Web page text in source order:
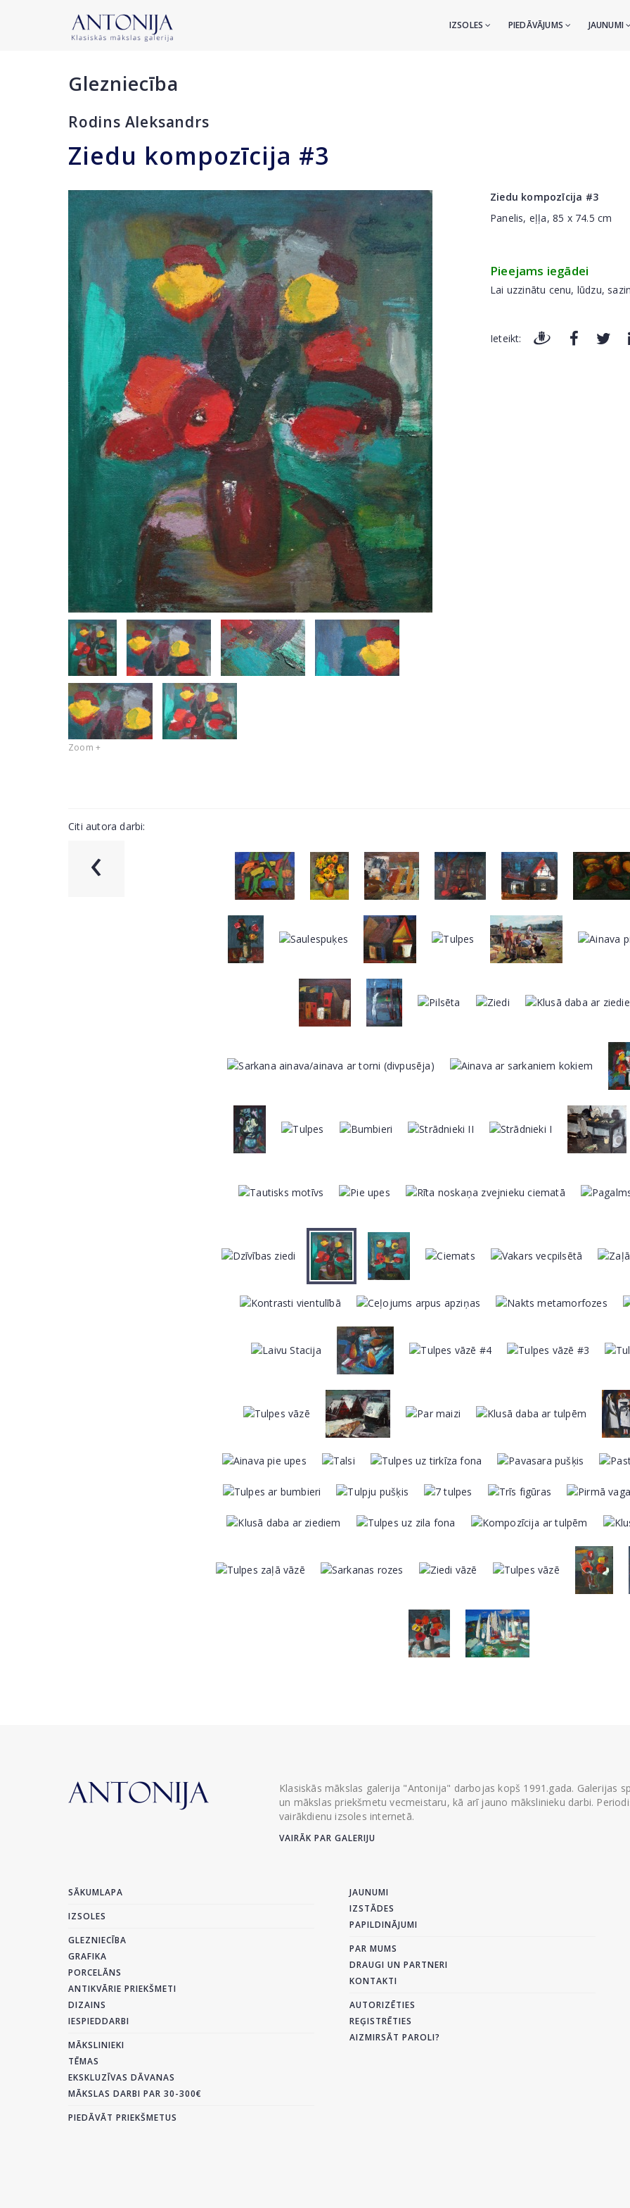
IZSOLES PIEDĀVĀJUMS JAUNUMI
Glezniecība
Rodins Aleksandrs
Ziedu kompozīcija #3
Zoom +
Ziedu kompozīcija #3
Panelis, eļļa, 85 x 74.5 cm
Pieejams iegādei
Lai uzzinātu cenu, lūdzu,
Ieteikt:
Citi autora darbi:
‹
Klasiskās mākslas galerija "Antonija" darbojas kopš 1991.gada. Galerijas
un mākslas priekšmetu vecmeistaru, kā arī jauno mākslinieku darbi.
vairākdienu izsoles internetā.
VAIRĀK PAR GALERIJU
SĀKUMLAPA
IZSOLES
GLEZNIECĪBA
GRAFIKA
PORCELĀNS
ANTIKVĀRIE PRIEKŠMETI
DIZAINS
IESPIEDDARBI
MĀKSLINIEKI
TĒMAS
EKSKLUZĪVAS DĀVANAS
MĀKSLAS DARBI PAR 30-300€
PIEDĀVĀT PRIEKŠMETUS
JAUNUMI
IZSTĀDES
PAPILDINĀJUMI
PAR MUMS
DRAUGI UN PARTNERI
KONTAKTI
AUTORIZĒTIES
REĢISTRĒTIES
AIZMIRSĀT PAROLI?